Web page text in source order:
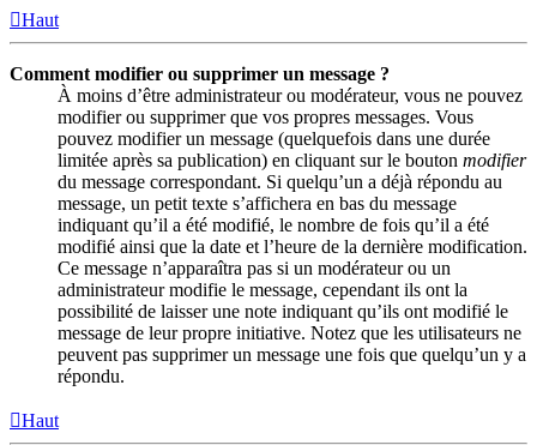
Haut
Comment modifier ou supprimer un message ?
À moins d’être administrateur ou modérateur, vous ne pouvez
modifier ou supprimer que vos propres messages. Vous
pouvez modifier un message (quelquefois dans une durée
limitée après sa publication) en cliquant sur le bouton modifier
du message correspondant. Si quelqu’un a déjà répondu au
message, un petit texte s’affichera en bas du message
indiquant qu’il a été modifié, le nombre de fois qu’il a été
modifié ainsi que la date et l’heure de la dernière modification.
Ce message n’apparaîtra pas si un modérateur ou un
administrateur modifie le message, cependant ils ont la
possibilité de laisser une note indiquant qu’ils ont modifié le
message de leur propre initiative. Notez que les utilisateurs ne
peuvent pas supprimer un message une fois que quelqu’un y a
répondu.
Haut